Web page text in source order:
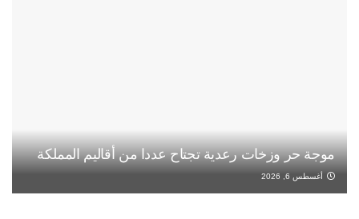
موجة حر وزخات رعدية تجتاح عددا من أقاليم المملكة
أغسطس 6, 2026